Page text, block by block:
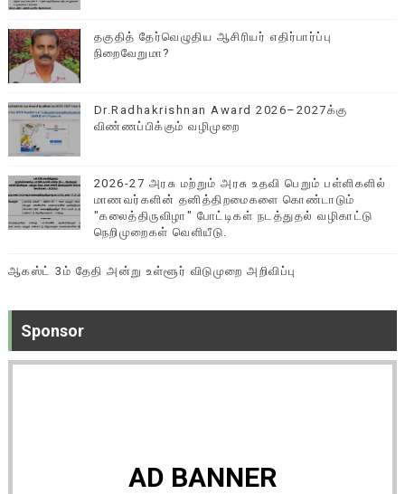
தகுதித் தேர்வெழுதிய ஆசிரியர் எதிர்பார்ப்பு
நிறைவேறுமா?
Dr.Radhakrishnan Award 2026–2027க்கு
விண்ணப்பிக்கும் வழிமுறை
2026-27 அரசு மற்றும் அரசு உதவி பெறும் பள்ளிகளில்
மாணவர்களின் தனித்திறமைகளை கொண்டாடும்
"கலைத்திருவிழா" போட்டிகள் நடத்துதல் வழிகாட்டு
நெறிமுறைகள் வெளியீடு.
ஆகஸ்ட் 3ம் தேதி அன்று உள்ளூர் விடுமுறை அறிவிப்பு
Sponsor
AD BANNER